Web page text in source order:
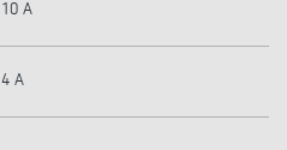
10 A
4 A